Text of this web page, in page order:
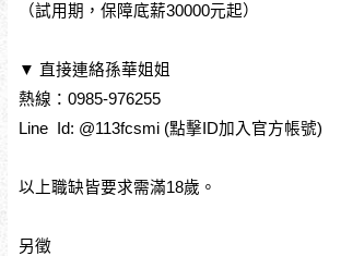
（試用期，保障底薪30000元起）
▼ 直接連絡孫華姐姐
熱線：0985-976255
Line Id: @113fcsmi (點擊ID加入官方帳號)
以上職缺皆要求需滿18歲。
另徵